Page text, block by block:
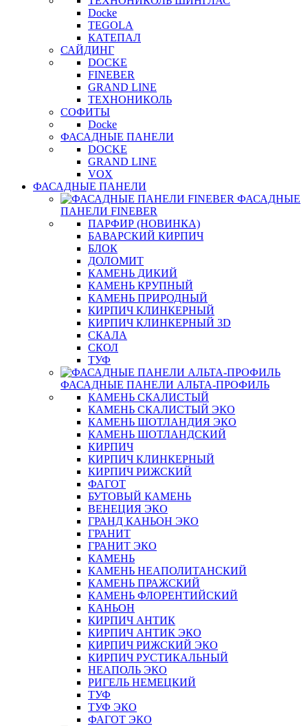
Docke
TEGOLA
КАТЕПАЛ
САЙДИНГ
DOCKE
FINEBER
GRAND LINE
ТЕХНОНИКОЛЬ
СОФИТЫ
Docke
ФАСАДНЫЕ ПАНЕЛИ
DOCKE
GRAND LINE
VOX
ФАСАДНЫЕ ПАНЕЛИ
ФАСАДНЫЕ
ПАНЕЛИ FINEBER
ПАРФИР (НОВИНКА)
БАВАРСКИЙ КИРПИЧ
БЛОК
ДОЛОМИТ
КАМЕНЬ ДИКИЙ
КАМЕНЬ КРУПНЫЙ
КАМЕНЬ ПРИРОДНЫЙ
КИРПИЧ КЛИНКЕРНЫЙ
КИРПИЧ КЛИНКЕРНЫЙ 3D
СКАЛА
СКОЛ
ТУФ
ФАСАДНЫЕ ПАНЕЛИ АЛЬТА-ПРОФИЛЬ
КАМЕНЬ СКАЛИСТЫЙ
КАМЕНЬ СКАЛИСТЫЙ ЭКО
КАМЕНЬ ШОТЛАНДИЯ ЭКО
КАМЕНЬ ШОТЛАНДСКИЙ
КИРПИЧ
КИРПИЧ КЛИНКЕРНЫЙ
КИРПИЧ РИЖСКИЙ
ФАГОТ
БУТОВЫЙ КАМЕНЬ
ВЕНЕЦИЯ ЭКО
ГРАНД КАНЬОН ЭКО
ГРАНИТ
ГРАНИТ ЭКО
КАМЕНЬ
КАМЕНЬ НЕАПОЛИТАНСКИЙ
КАМЕНЬ ПРАЖСКИЙ
КАМЕНЬ ФЛОРЕНТИЙСКИЙ
КАНЬОН
КИРПИЧ АНТИК
КИРПИЧ АНТИК ЭКО
КИРПИЧ РИЖСКИЙ ЭКО
КИРПИЧ РУСТИКАЛЬНЫЙ
НЕАПОЛЬ ЭКО
РИГЕЛЬ НЕМЕЦКИЙ
ТУФ
ТУФ ЭКО
ФАГОТ ЭКО